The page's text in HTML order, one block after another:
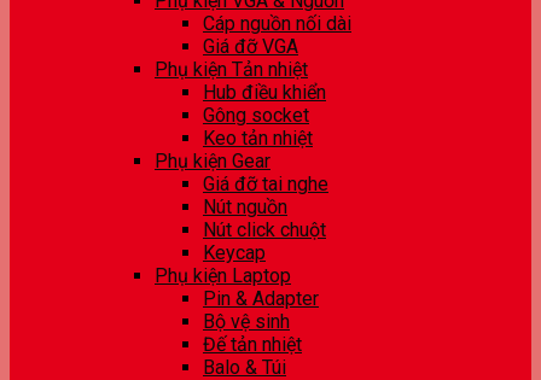
Cáp nguồn nối dài
Giá đỡ VGA
Phụ kiện Tản nhiệt
Hub điều khiển
Gông socket
Keo tản nhiệt
Phụ kiện Gear
Giá đỡ tai nghe
Nút nguồn
Nút click chuột
Keycap
Phụ kiện Laptop
Pin & Adapter
Bộ vệ sinh
Đế tản nhiệt
Balo & Túi